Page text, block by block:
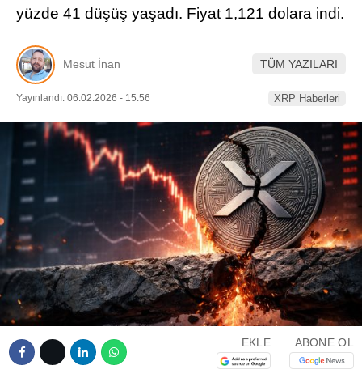
LinkedIn
Telegram
yüzde 41 düşüş yaşadı. Fiyat 1,121 dolara indi.
Mesut İnan TÜM YAZILARI
Yayınlandı: 06.02.2026 - 15:56 XRP Haberleri
EKLE ABONE OL